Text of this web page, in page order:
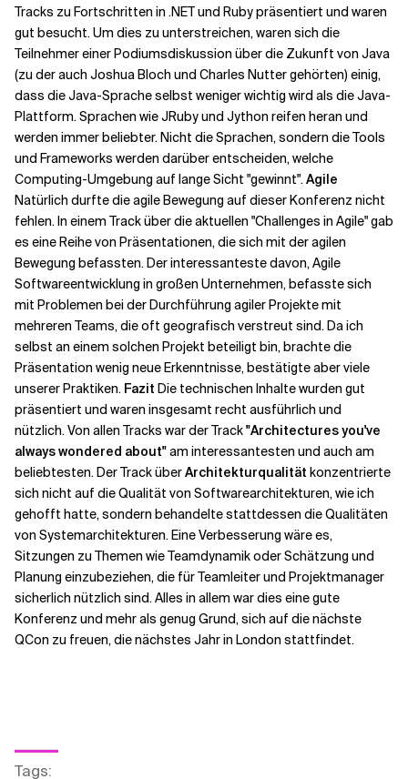
Tracks zu Fortschritten in .NET und Ruby präsentiert und waren
gut besucht. Um dies zu unterstreichen, waren sich die
Teilnehmer einer Podiumsdiskussion über die Zukunft von Java
(zu der auch Joshua Bloch und Charles Nutter gehörten) einig,
dass die Java-Sprache selbst weniger wichtig wird als die Java-
Plattform. Sprachen wie JRuby und Jython reifen heran und
werden immer beliebter. Nicht die Sprachen, sondern die Tools
und Frameworks werden darüber entscheiden, welche
Computing-Umgebung auf lange Sicht "gewinnt".Agile
Natürlich durfte die agile Bewegung auf dieser Konferenz nicht
fehlen. In einem Track über die aktuellen "Challenges in Agile" gab
es eine Reihe von Präsentationen, die sich mit der agilen
Bewegung befassten. Der interessanteste davon, Agile
Softwareentwicklung in großen Unternehmen, befasste sich
mit Problemen bei der Durchführung agiler Projekte mit
mehreren Teams, die oft geografisch verstreut sind. Da ich
selbst an einem solchen Projekt beteiligt bin, brachte die
Präsentation wenig neue Erkenntnisse, bestätigte aber viele
unserer Praktiken. Fazit Die technischen Inhalte wurden gut
präsentiert und waren insgesamt recht ausführlich und
nützlich. Von allen Tracks war der Track"Architectures you've
always wondered about"am interessantesten und auch am
beliebtesten. Der Track überArchitekturqualität konzentrierte
sich nicht auf die Qualität von Softwarearchitekturen, wie ich
gehofft hatte, sondern behandelte stattdessen die Qualitäten
von Systemarchitekturen. Eine Verbesserung wäre es,
Sitzungen zu Themen wie Teamdynamik oder Schätzung und
Planung einzubeziehen, die für Teamleiter und Projektmanager
sicherlich nützlich sind. Alles in allem war dies eine gute
Konferenz und mehr als genug Grund, sich auf die nächste
QCon zu freuen, die nächstes Jahr in London stattfindet.
Tags: